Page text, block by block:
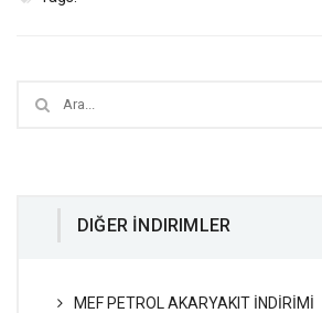
DIĞER İNDIRIMLER
MEF PETROL AKARYAKIT İNDİRİMİ